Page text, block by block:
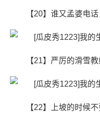
【20】谁又孟婆电
【21】严厉的滑雪教
【22】上坡的时候